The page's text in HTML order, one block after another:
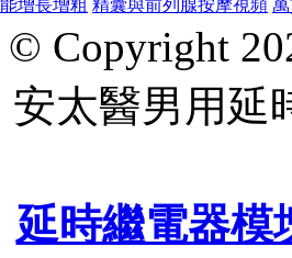
能增長增粗 精囊與前列腺按摩視頻
© Copyright
安太醫男用延
延時繼電器模